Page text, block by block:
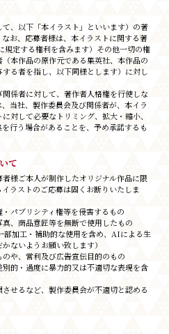
、以下「本イラスト」といいます）の著
お、応募者様は、本イラストに関する著
規定する権利を含みます）その他一切の権
本作品の原作元である集英社、本作品の
る者を指し、以下同様とします）に対し
係者に対して、著作者人格権を行使しな
当社、製作委員会及び関係者が、本イラ
対して必要なトリミング、拡大・縮小、
行う場合があることを、予め承諾するも
て
様ご本人が制作したオリジナル作品に限
ラストのご応募は固くお断りいたしま
パブリシティ権等を侵害するもの
、商品意匠等を無断で使用したもの
加工・補助的な使用を含め、AIによる生
ないようお願い致します）
や、営利及び広告宣伝目的のもの
的・過度に暴力的又は不適切な表現を含
せるなど、製作委員会が不適切と認める